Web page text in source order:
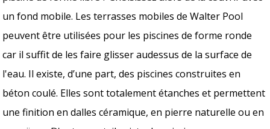
un fond mobile. Les terrasses mobiles de Walter Pool
peuvent être utilisées pour les piscines de forme ronde
car il suffit de les faire glisser audessus de la surface de
l'eau. Il existe, d’une part, des piscines construites en
béton coulé. Elles sont totalement étanches et permettent
une finition en dalles céramique, en pierre naturelle ou en